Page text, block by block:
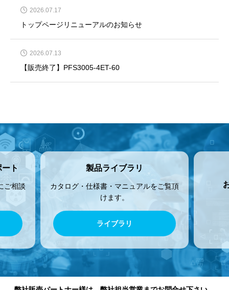
2026.07.17
トップページリニューアルのお知らせ
2026.07.13
【販売終了】PFS3005-4ET-60
ト
ご相談
製品ライブラリ
カタログ・仕様書・マニュアルをご覧頂
けます。
ライブラリ